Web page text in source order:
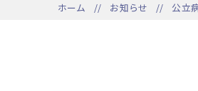
ホーム お知らせ 公立